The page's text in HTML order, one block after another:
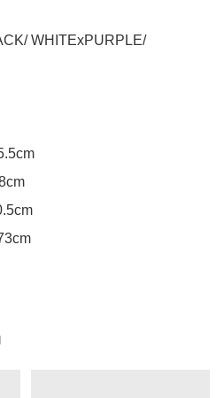
WHITExPURPLE/